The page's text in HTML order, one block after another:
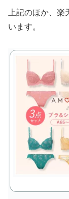
上記のほか、
います。